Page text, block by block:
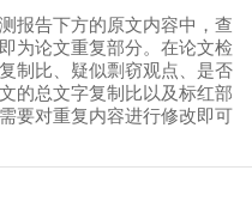
报告下方的原文内容中，查
为论文重复部分。在论文检
制比、疑似剽窃观点、是否
的总文字复制比以及标红部
要对重复内容进行修改即可